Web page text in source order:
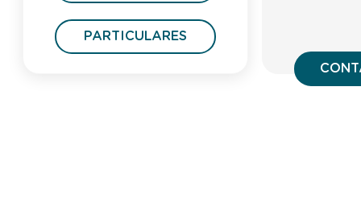
PARTICULARES